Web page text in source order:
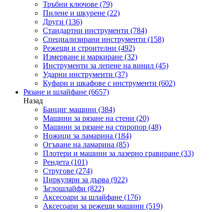
Тръбни ключове (79)
Пилене и шкурене (22)
Други (136)
Стандартни инструменти (784)
Специализирани инструменти (158)
Режещи и строителни (492)
Измерване и маркиране (32)
Инструменти за лепене на винил (45)
Ударни инструменти (37)
Куфари и шкафове с инструменти (602)
Рязане и шлайфане (6657)
Назад
Банциг машини (384)
Машини за рязане на стени (20)
Машини за рязане на стиропор (48)
Ножици за ламарина (184)
Огъване на ламарина (85)
Плотери и машини за лазерно гравиране (33)
Рендета (101)
Стругове (274)
Циркуляри за дърва (922)
Ъглошлайфи (822)
Аксесоари за шлайфане (176)
Аксесоари за режещи машини (519)